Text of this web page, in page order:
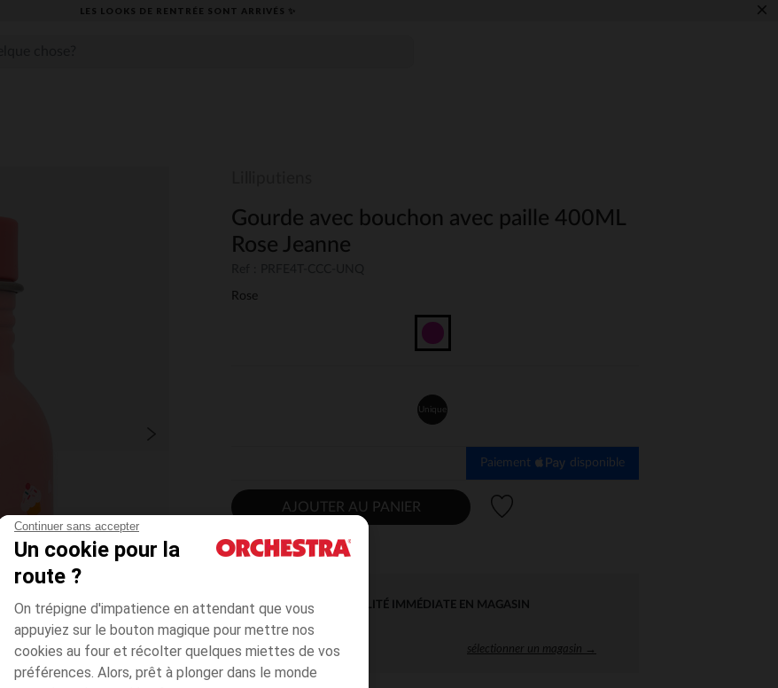
Continuer sans accepter
Un cookie pour la
route ?
On trépigne d'impatience en attendant que vous
appuyiez sur le bouton magique pour mettre nos
cookies au four et récolter quelques miettes de vos
préférences. Alors, prêt à plonger dans le monde
LES LOOKS DE RENTRÉE SONT ARRIVÉS ✨ ×
Gourde avec bouchon avec paille 400ML
Rose Jeanne
Rose
Unique
Paiement disponible
AJOUTER AU PANIER
DISPONIBILITÉ IMMÉDIATE EN MAGASIN
sélectionner un magasin →